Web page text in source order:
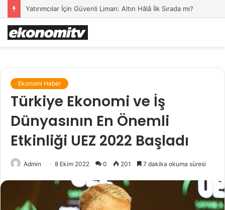
Yatırımcılar İçin Güvenli Liman: Altın Hâlâ İlk Sırada mı?
Ekonomi Haber
Türkiye Ekonomi ve İş
Dünyasının En Önemli
Etkinliği UEZ 2022 Başladı
Admin 8 Ekim 2022 0 201 7 dakika okuma süresi